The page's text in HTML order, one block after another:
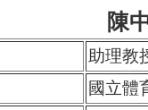
陳
助理教
國立體